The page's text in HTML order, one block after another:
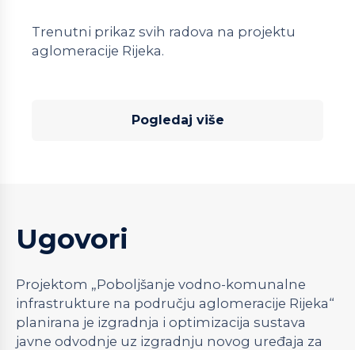
Trenutni prikaz svih radova na projektu
aglomeracije Rijeka.
Pogledaj više
Ugovori
Projektom „Poboljšanje vodno-komunalne
infrastrukture na području aglomeracije Rijeka“
planirana je izgradnja i optimizacija sustava
javne odvodnje uz izgradnju novog uređaja za